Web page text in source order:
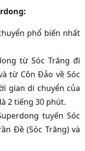
phổ biến nhất
từ Sóc Trăng đi
từ Côn Đảo về Sóc
gian di chuyển của
2 tiếng 30 phút.
tuyến Sóc
Đề (Sóc Trăng) và